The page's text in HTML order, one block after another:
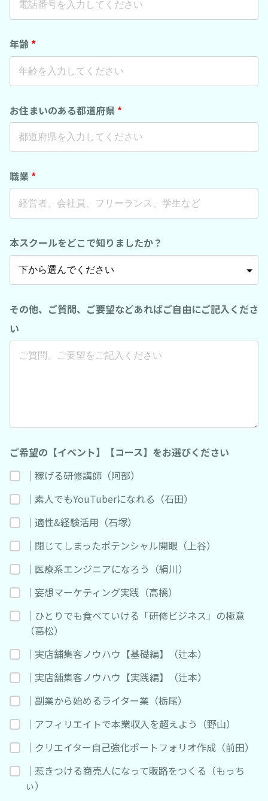
年齢 *
お住まいのある都道府県 *
職業 *
本スクールをどこで知りましたか？
その他、ご質問、ご要望などあればご自由にご記入くださ
い
ご希望の【イベント】【コース】をお選びください
｜稼げる研修講師（阿部）
｜素人でもYouTuberになれる（石田）
｜適性&経験活用（石塚）
｜閉じてしまったポテンシャル開眼（上谷）
｜医療系エンジニアになろう（絹川）
｜妄想マーケティング実践（高橋）
｜ひとりでも食べていける「研修ビジネス」の極意
（高松）
｜実店舗集客ノウハウ【基礎編】（辻本）
｜実店舗集客ノウハウ【実践編】（辻本）
｜副業から始めるライター業（栃尾）
｜アフィリエイトで本業収入を超えよう（野山）
｜クリエイター自己強化ポートフォリオ作成（前田）
｜惹きつける商売人になって販路をつくる（もっち
ぃ）